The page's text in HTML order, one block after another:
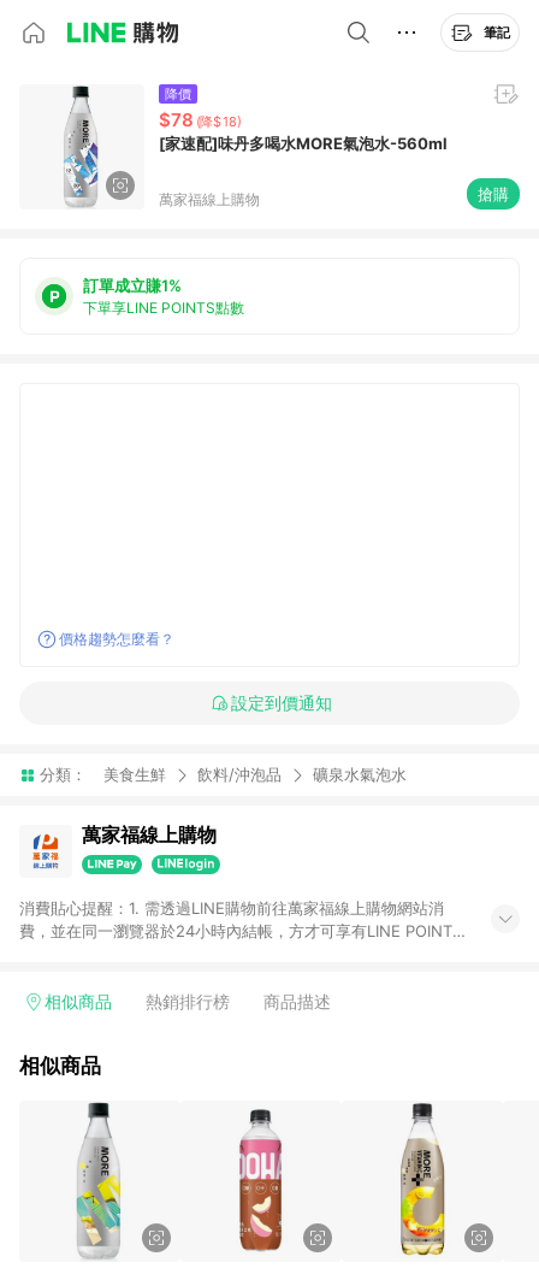
筆記
降價
$78 (降$18)
[家速配]味丹多喝水MORE氣泡水-560ml
萬家福線上購物 搶購
訂單成立賺1%
下單享LINE POINTS點數
價格趨勢怎麼看？
設定到價通知
分類： 美食生鮮 飲料/沖泡品 礦泉水氣泡水
萬家福線上購物
消費貼心提醒：1. 需透過LINE購物前往萬家福線上購物網站消
費，並在同一瀏覽器於24小時內結帳，方才可享有LINE POINTS
4. 不具回饋資格種類商品：電子禮券。 5. 回饋點數計算將排除訂
錄，相關問題請於保留時間內聯絡客服中心，並由康達盛通生活
提供簡單、快速、輕鬆的購物流程及體驗，將不定期推出精選、
話題性或期間限定商品來滿足您的喜好。
相似商品 熱銷排行榜 商品描述
相似商品